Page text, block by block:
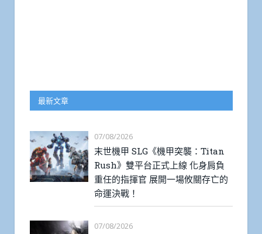
最新文章
07/08/2026
末世機甲 SLG《機甲突襲：Titan
Rush》雙平台正式上線 化身肩負
重任的指揮官 展開一場攸關存亡的
命運決戰！
07/08/2026